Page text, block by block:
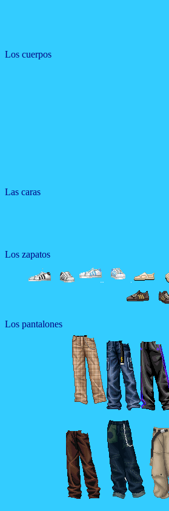
Los cuerpos
Las caras
Los zapatos
Los pantalones